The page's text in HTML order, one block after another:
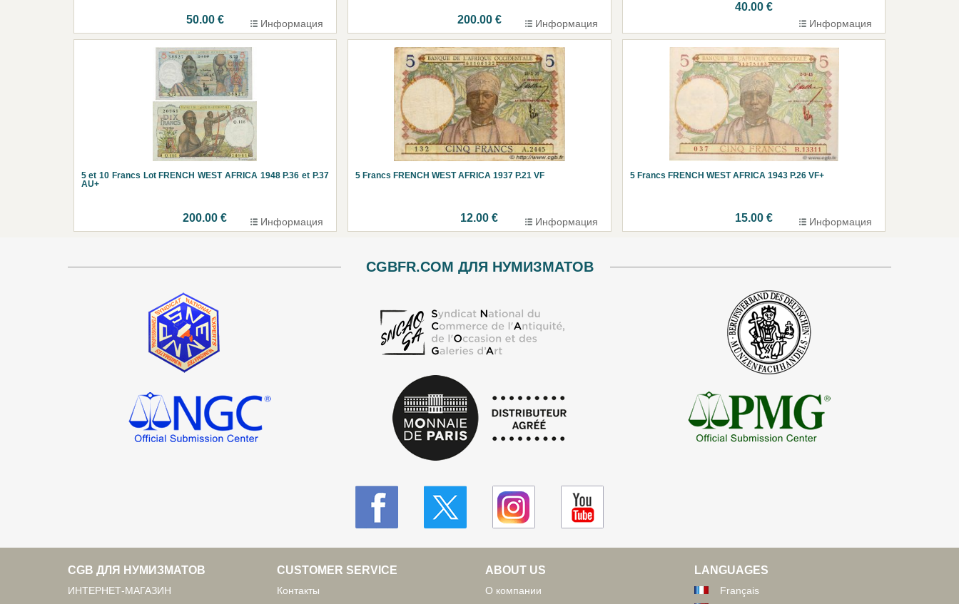
50.00 € Информация 200.00 € Информация
40.00 €
Информация
5 et 10 Francs Lot FRENCH WEST AFRICA 1948 P.36 et P.37
AU+
200.00 € Информация
5 Francs FRENCH WEST AFRICA 1937 P.21 VF
12.00 € Информация
5 Francs FRENCH WEST AFRICA 1943 P.26 VF+
15.00 € Информация
CGBFR.COM ДЛЯ НУМИЗМАТОВ
CGB ДЛЯ НУМИЗМАТОВ
ИНТЕРНЕТ-МАГАЗИН
CUSTOMER SERVICE
Контакты
ABOUT US
О компании
LANGUAGES
Français